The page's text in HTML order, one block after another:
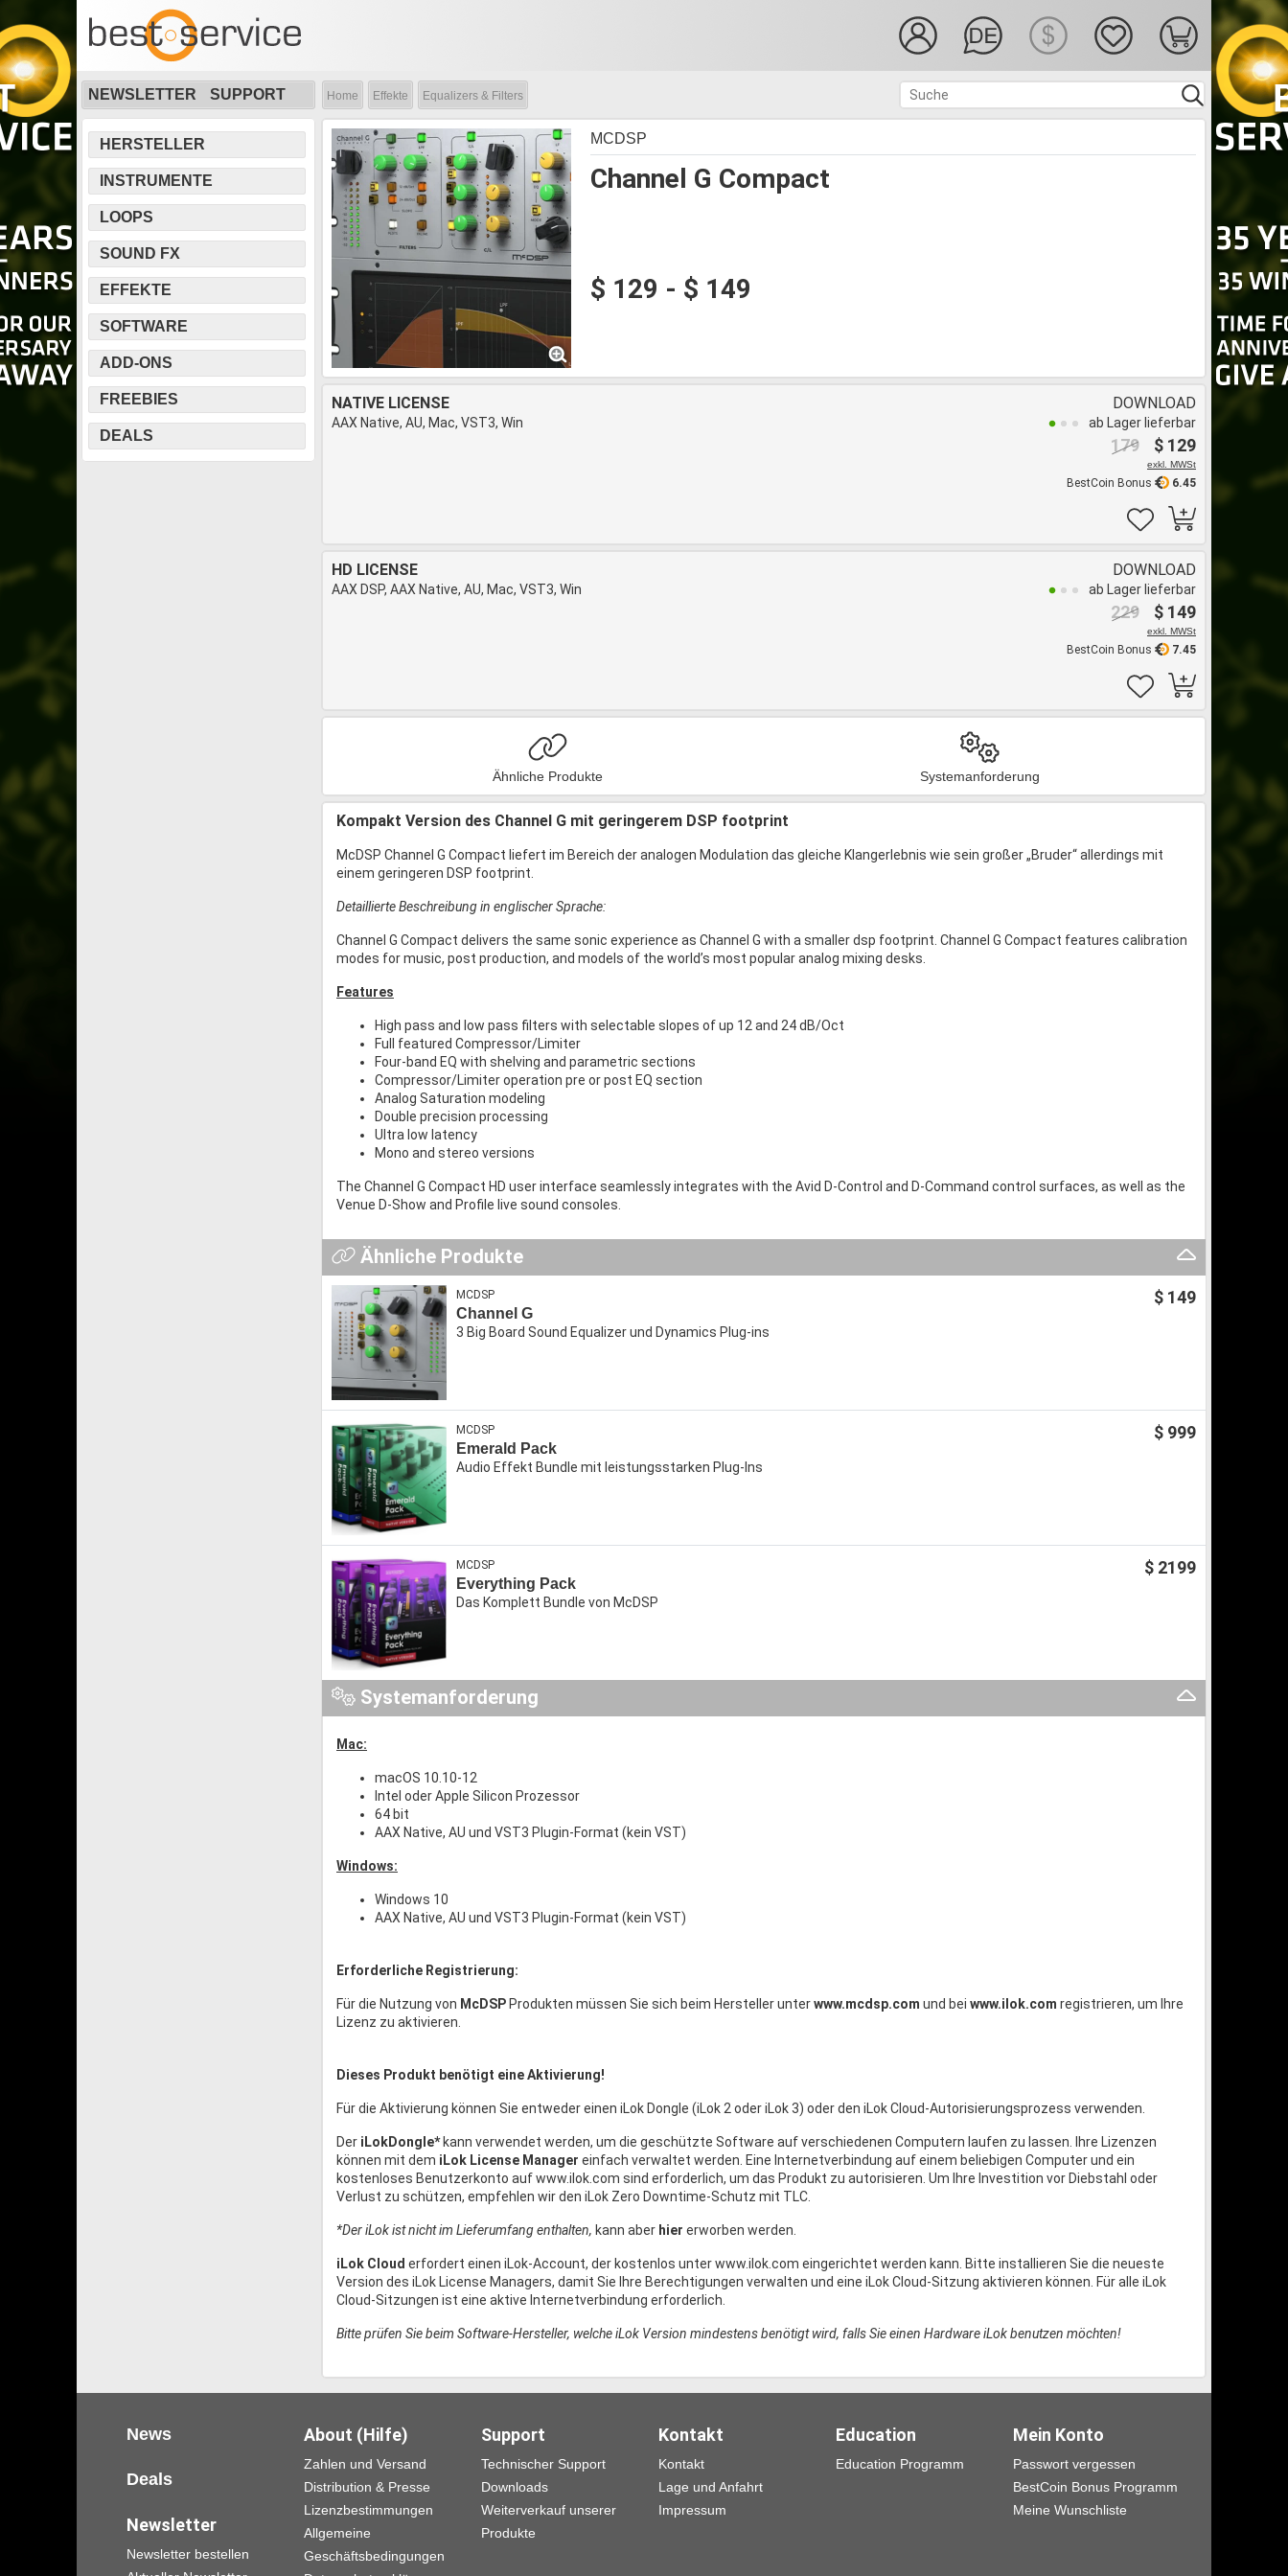
NEWSLETTER SUPPORT Home Effekte Equalizers & Filters
HERSTELLER
INSTRUMENTE
LOOPS
SOUND FX
EFFEKTE
SOFTWARE
ADD-ONS
FREEBIES
DEALS
Channel G Compact
MCDSP
$ 129 - $ 149
NATIVE LICENSE
AAX Native, AU, Mac, VST3, Win
DOWNLOAD
ab Lager lieferbar
$ 129
179
exkl. MWSt
6.45
BestCoin Bonus
HD LICENSE
AAX DSP, AAX Native, AU, Mac, VST3, Win
DOWNLOAD
ab Lager lieferbar
$ 149
229
exkl. MWSt
7.45
BestCoin Bonus
Ähnliche Produkte Systemanforderung
Kompakt Version des Channel G mit geringerem DSP footprint
McDSP Channel G Compact liefert im Bereich der analogen Modulation das gleiche Klangerlebnis wie sein großer „Bruder“ allerdings mit
einem geringeren DSP footprint.
Detaillierte Beschreibung in englischer Sprache:
Channel G Compact delivers the same sonic experience as Channel G with a smaller dsp footprint. Channel G Compact features calibration
modes for music, post production, and models of the world’s most popular analog mixing desks.
Features
High pass and low pass filters with selectable slopes of up 12 and 24 dB/Oct
Full featured Compressor/Limiter
Four-band EQ with shelving and parametric sections
Compressor/Limiter operation pre or post EQ section
Analog Saturation modeling
Double precision processing
Ultra low latency
Mono and stereo versions
The Channel G Compact HD user interface seamlessly integrates with the Avid D-Control and D-Command control surfaces, as well as the
Venue D-Show and Profile live sound consoles.
Ähnliche Produkte
$ 149
MCDSP
Channel G
3 Big Board Sound Equalizer und Dynamics Plug-ins
$ 999
MCDSP
Emerald Pack
Audio Effekt Bundle mit leistungsstarken Plug-Ins
$ 2199
MCDSP
Everything Pack
Das Komplett Bundle von McDSP
Systemanforderung
Mac:
macOS 10.10-12
Intel oder Apple Silicon Prozessor
64 bit
AAX Native, AU und VST3 Plugin-Format (kein VST)
Windows:
Windows 10
AAX Native, AU und VST3 Plugin-Format (kein VST)
Erforderliche Registrierung:
Für die Nutzung von McDSPProdukten müssen Sie sich beim Hersteller unterwww.mcdsp.com und bei www.ilok.com registrieren, um Ihre
Lizenz zu aktivieren.
Dieses Produkt benötigt eine Aktivierung!
Für die Aktivierung können Sie entweder einen iLok Dongle (iLok 2 oder iLok 3) oder den iLok Cloud-Autorisierungsprozess verwenden.
Der iLokDongle*kann verwendet werden, um die geschützte Software auf verschiedenen Computern laufen zu lassen. Ihre Lizenzen
können mit dem iLok License Manager einfach verwaltet werden. Eine Internetverbindung auf einem beliebigen Computer und ein
kostenloses Benutzerkonto auf www.ilok.com sind erforderlich, um das Produkt zu autorisieren. Um Ihre Investition vor Diebstahl oder
Verlust zu schützen, empfehlen wir den iLok Zero Downtime-Schutz mit TLC.
*Der iLok ist nicht im Lieferumfang enthalten, kann aber hier erworben werden.
iLok Cloud erfordert einen iLok-Account, der kostenlos unter www.ilok.com eingerichtet werden kann. Bitte installieren Sie die neueste
Version des iLok License Managers, damit Sie Ihre Berechtigungen verwalten und eine iLok Cloud-Sitzung aktivieren können. Für alle iLok
Cloud-Sitzungen ist eine aktive Internetverbindung erforderlich.
Bitte prüfen Sie beim Software-Hersteller, welche iLok Version mindestens benötigt wird, falls Sie einen Hardware iLok benutzen möchten!
News
Deals
Newsletter
Newsletter bestellen
About (Hilfe)
Zahlen und Versand
Distribution & Presse
Lizenzbestimmungen
Allgemeine
Geschäftsbedingungen
Support
Technischer Support
Downloads
Weiterverkauf unserer
Produkte
Kontakt
Kontakt
Lage und Anfahrt
Impressum
Education
Education Programm
Mein Konto
Passwort vergessen
BestCoin Bonus Programm
Meine Wunschliste